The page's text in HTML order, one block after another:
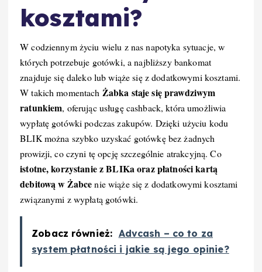
kosztami?
W codziennym życiu wielu z nas napotyka sytuacje, w
których potrzebuje gotówki, a najbliższy bankomat
znajduje się daleko lub wiąże się z dodatkowymi kosztami.
W takich momentach Żabka staje się prawdziwym
ratunkiem, oferując usługę cashback, która umożliwia
wypłatę gotówki podczas zakupów. Dzięki użyciu kodu
BLIK można szybko uzyskać gotówkę bez żadnych
prowizji, co czyni tę opcję szczególnie atrakcyjną. Co
istotne, korzystanie z BLIKa oraz płatności kartą
debitową w Żabcenie wiąże się z dodatkowymi kosztami
związanymi z wypłatą gotówki.
Zobacz również: Advcash – co to za
system płatności i jakie są jego opinie?